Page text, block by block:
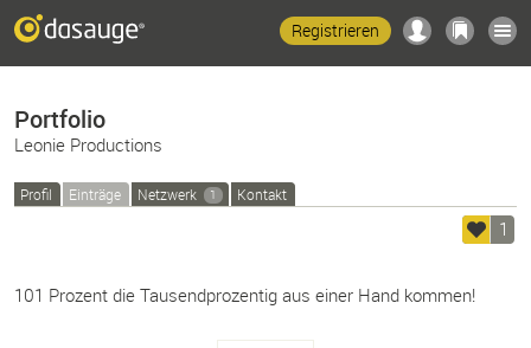
Registrieren
Portfolio
Leonie Productions
Profil Einträge Netzwerk 1 Kontakt
1
101 Prozent die Tausendprozentig aus einer Hand kommen!